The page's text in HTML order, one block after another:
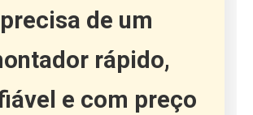
precisa de um
rápido,
e com preço